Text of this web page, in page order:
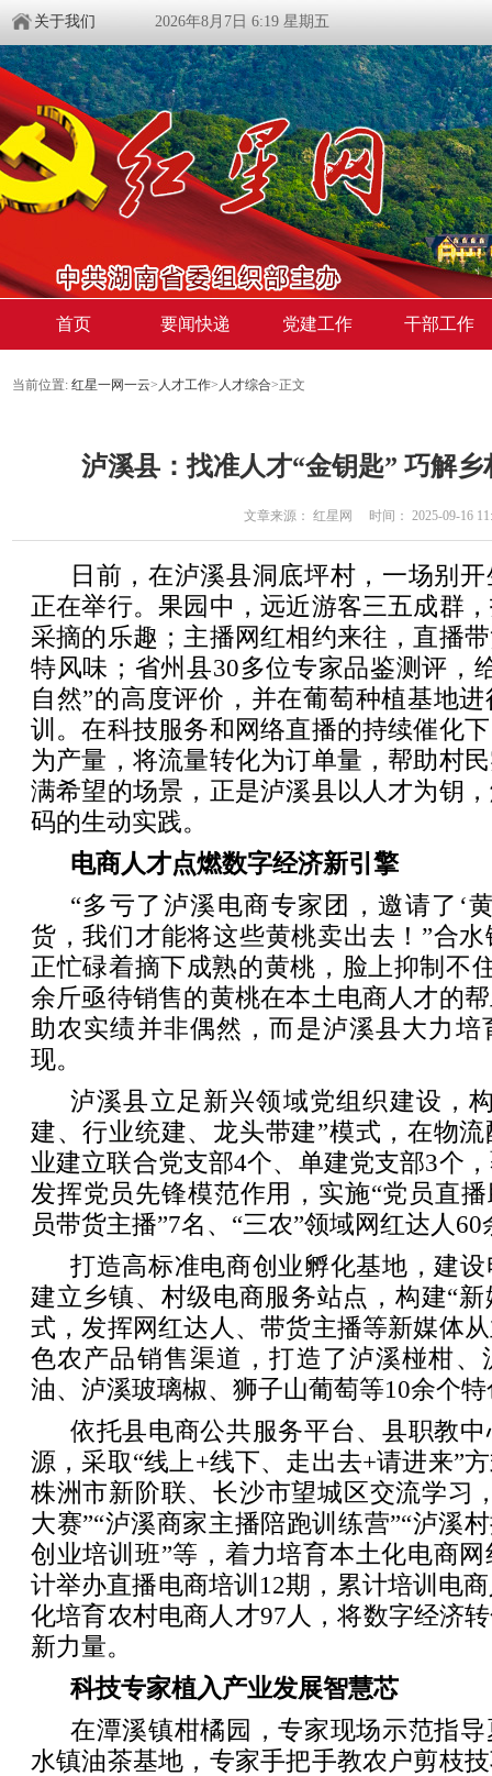
关于我们 2026年8月7日 6:19 星期五
首页 要闻快递 党建工作 干部工作
当前位置: 红星一网一云> 人才工作> 人才综合>正文
泸溪县：找准人才“金钥匙” 巧解乡
文章来源： 红星网 时间： 2025-09-16
日前，在泸溪县洞底坪村，一场别
正在举行。果园中，远近游客三五成群
采摘的乐趣；主播网红相约来往，直播
特风味；省州县30多位专家品鉴测评，
自然”的高度评价，并在葡萄种植基地
训。在科技服务和网络直播的持续催化
为产量，将流量转化为订单量，帮助村
满希望的场景，正是泸溪县以人才为钥
码的生动实践。
电商人才点燃数字经济新引擎
“多亏了泸溪电商专家团，邀请了‘
货，我们才能将这些黄桃卖出去！”合
正忙碌着摘下成熟的黄桃，脸上抑制不
余斤亟待销售的黄桃在本土电商人才的
助农实绩并非偶然，而是泸溪县大力
现。
泸溪县立足新兴领域党组织建设，
建、行业统建、龙头带建”模式，在物
业建立联合党支部4个、单建党支部3个
发挥党员先锋模范作用，实施“党员直
员带货主播”7名、“三农”领域网红达人60
打造高标准电商创业孵化基地，建
建立乡镇、村级电商服务站点，构建“
式，发挥网红达人、带货主播等新媒体
色农产品销售渠道，打造了泸溪椪柑、
油、泸溪玻璃椒、狮子山葡萄等10余个
依托县电商公共服务平台、县职教
源，采取“线上+线下、走出去+请进来”
株洲市新阶联、长沙市望城区交流学习
大赛”“泸溪商家主播陪跑训练营”“泸溪
创业培训班”等，着力培育本土化电商
计举办直播电商培训12期，累计培训电
化培育农村电商人才97人，将数字经济
新力量。
科技专家植入产业发展智慧芯
在潭溪镇柑橘园，专家现场示范指
水镇油茶基地，专家手把手教农户剪枝